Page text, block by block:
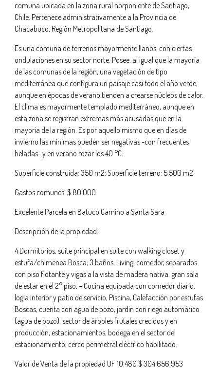
comuna ubicada en la zona rural norponiente de Santiago,
Chile. Pertenece administrativamente a la Provincia de
Chacabuco, Región Metropolitana de Santiago.
Es una comuna de terrenos mayormente llanos, con ciertas
ondulaciones en su sector norte. Posee, al igual que la mayoría
de las comunas de la región, una vegetación de tipo
mediterránea que configura un paisaje casi todo el año verde,
aunque en épocas de verano tienden a crearse núcleos de calor.
El clima es mayormente templado mediterráneo, aunque en
esta zona se registran extremas más acusadas que en la
mayoría de la región. Es por aquello mismo que en días de
invierno las mínimas pueden ser negativas -con frecuentes
heladas- y en verano rozar los 40 °C.
Superficie construida: 350 m2; Superficie terreno: 5.500 m2
Gastos comunes: $ 80.000
Excelente Parcela en Batuco Camino a Santa Sara
Descripción de la propiedad:
4 Dormitorios, suite principal en suite con walking closet y
estufa/chimenea Bosca; 3 baños, Living, comedor, separados
con piso flotante y vigas a la vista de madera nativa, gran sala
de estar en el 2° piso, – Cocina equipada con comedor diario,
logia interior y patio de servicio, Piscina, Calefacción por estufas
Boscas, cuenta con agua de pozo, jardín con riego automático
(agua de pozo), sector de árboles frutales crecidos y en
producción, estacionamientos, bodega en el sector del
estacionamiento, cerco perimetral eléctrico habilitado.
Valor de Venta de la propiedad UF 10.480 $ 304.656.953